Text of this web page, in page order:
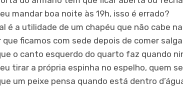
mandar boa noite às 19h, isso é errado?
é a utilidade de um chapéu que não cabe
que ficamos com sede depois de comer
o canto esquerdo do quarto faz quando
tirar a própria espinha no espelho, quem
um peixe pensa quando está dentro